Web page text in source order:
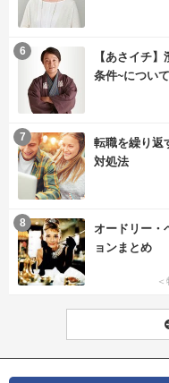
【あさイチ
条件~につい
6
転職を繰り返
対処法
7
オードリー・
ョンまとめ
8